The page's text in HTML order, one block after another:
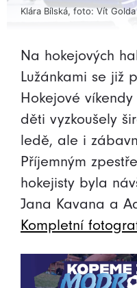
Klára Bílská, foto: Vít Golda
Na hokejových
Lužánkami se již
Hokejové
děti vyzkoušely
ledě, ale i
Příjemným
hokejisty byla
Jana Kavana a
Kompletní